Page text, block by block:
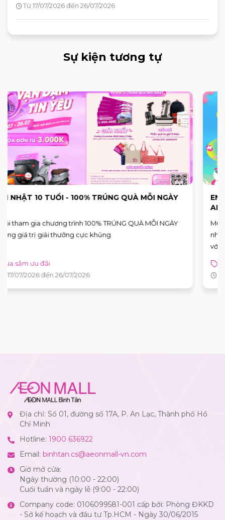
Từ 17/07/2026 đến 26/07/2026
Sự kiện tương tự
END OF SEASON SALE - SALE HÈ SIÊU SỐC TẠI
Mùa hè này, hãy tận hưởng không khí mua sắm sôi động và
nhận ngay hàng loạt ưu đãi hấp dẫn tại AEON MALL Bình Tân
Mua sắm ưu đãi
Từ 26/06/2026 đến 05/07/2026
Địa chỉ: Số 01, đường số 17A, P. An Lạc, Thành phố Hồ
Chí Minh
Hotline: 1900 636922
Email: binhtan.cs@aeonmall-vn.com
Giờ mở cửa:
Ngày thường (10:00 - 22:00)
Cuối tuần và ngày lễ (9:00 - 22:00)
Company code: 0106099581-001 cấp bởi: Phòng ĐKKD
- Sở kế hoạch và đầu tư Tp.HCM - Ngày 30/06/2015